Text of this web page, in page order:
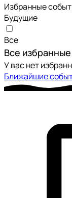
Избранные
Будущие
Все
Все
У вас нет
Ближайшие